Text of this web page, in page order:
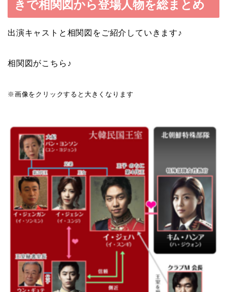
きで相関図から登場人物を総まとめ
出演キャストと相関図をご紹介していきます♪
相関図がこちら♪
※画像をクリックすると大きくなります